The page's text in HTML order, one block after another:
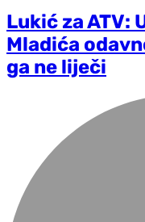
Lukić za ATV:
Mladića
ga ne liječi